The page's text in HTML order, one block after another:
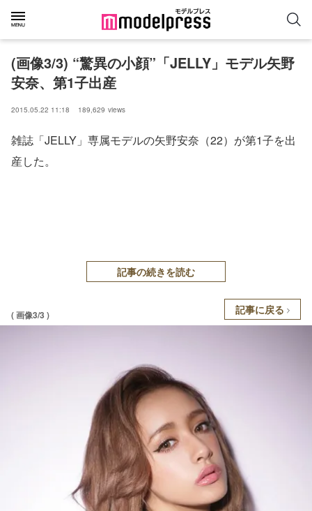
(画像3/3) “驚異の小顔”「JELLY」モデル矢野
安奈、第1子出産
2015.05.22 11:18 189,629 views
雑誌「JELLY」専属モデルの矢野安奈（22）が第1子を出
産した。
記事の続きを読む
( 画像3/3 ) 記事に戻る